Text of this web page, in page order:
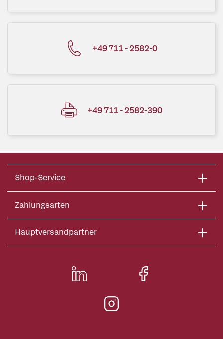
+49 711 - 2582-0
+49 711 - 2582-390
Shop-Service
Zahlungsarten
Hauptversandpartner